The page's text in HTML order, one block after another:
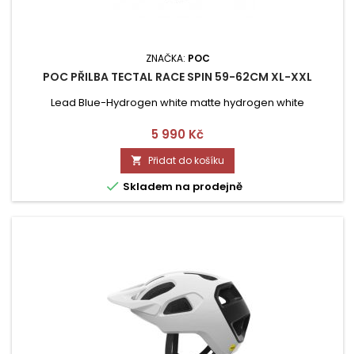
ZNAČKA: POC
POC PŘILBA TECTAL RACE SPIN 59-62CM XL-XXL
Lead Blue-Hydrogen white matte hydrogen white
Cena
5 990 Kč
 Přidat do košíku
 Skladem na prodejně